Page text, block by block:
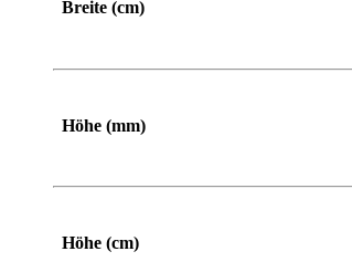
Breite (cm)
Höhe (mm)
Von Bis
Höhe (cm)